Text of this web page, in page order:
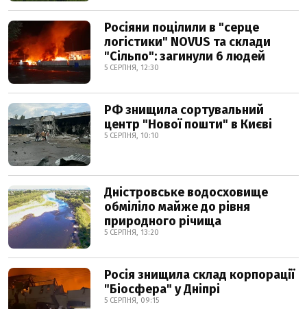
Росіяни поцілили в "серце
логістики" NOVUS та склади
"Сільпо": загинули 6 людей
5 СЕРПНЯ, 12:30
РФ знищила сортувальний
центр "Нової пошти" в Києві
5 СЕРПНЯ, 10:10
Дністровське водосховище
обміліло майже до рівня
природного річища
5 СЕРПНЯ, 13:20
Росія знищила склад корпорації
"Біосфера" у Дніпрі
5 СЕРПНЯ, 09:15